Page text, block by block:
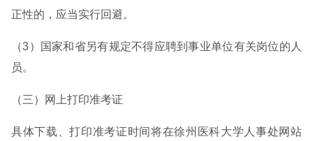
正性的，应当实行回避。
（3）国家和省另有规定不得应聘到事业单位有关岗位的人
员。
（三）网上打印准考证
具体下载、打印准考证时间将在徐州医科大学人事处网站